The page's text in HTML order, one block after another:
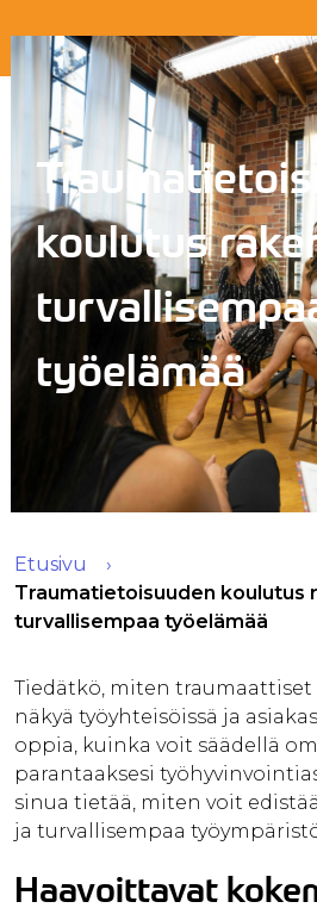
koulutus
työelämää
Etusivu
Traumatietoisuuden koulutus
turvallisempaa työelämää
Tiedätkö, miten traumaattiset
näkyä työyhteisöissä ja
oppia, kuinka voit säädellä
parantaaksesi
sinua tietää, miten voit
ja turvallisempaa
Haavoittavat